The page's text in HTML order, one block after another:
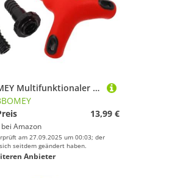
TOBBOMEY Multifunktionaler Verstellbarer Handgelenk Unterarm-Handgelenktrainer aus Robustem Pp-tpr Material Ergonomischer Griff für Effektives Krafttraining zu Hause Fitnessstudio
13,99 €
Amazon
am 27.09.2025 um 00:03; der
seitdem geändert haben.
Anbieter